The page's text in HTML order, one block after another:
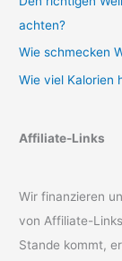
achten?
Wie schmecken
Wie viel Kalorien
Affiliate-Links
Wir finanzieren
von Affiliate-
Stande kommt,